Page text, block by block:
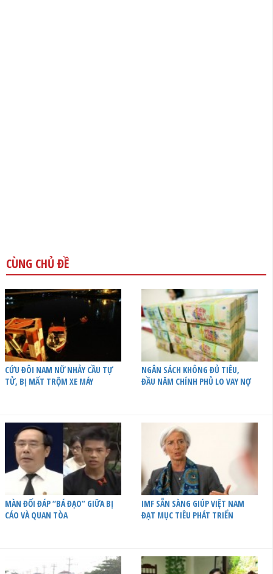
CÙNG CHỦ ĐỀ
CỨU ĐÔI NAM NỮ NHẢY CẦU TỰ
TỬ, BỊ MẤT TRỘM XE MÁY
NGÂN SÁCH KHÔNG ĐỦ TIÊU,
ĐẦU NĂM CHÍNH PHỦ LO VAY NỢ
MÀN ĐỐI ĐÁP “BÁ ĐẠO” GIỮA BỊ
CÁO VÀ QUAN TÒA
IMF SẴN SÀNG GIÚP VIỆT NAM
ĐẠT MỤC TIÊU PHÁT TRIỂN